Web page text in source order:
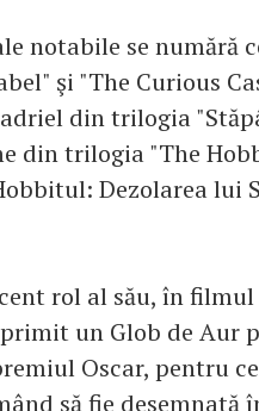
notabile se numără
şi "The Curious
din trilogia
din trilogia "The
Dezolarea lui
rol al său, în filmul
un Glob de Aur
Oscar, pentru
să fie desemnată